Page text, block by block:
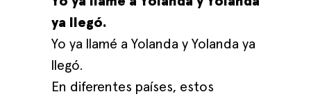
ya llegó.
Yo ya llamé a Yolanda y Yolanda ya
llegó.
En diferentes países, estos